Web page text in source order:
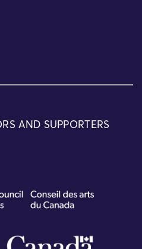
AND SUPPORTERS